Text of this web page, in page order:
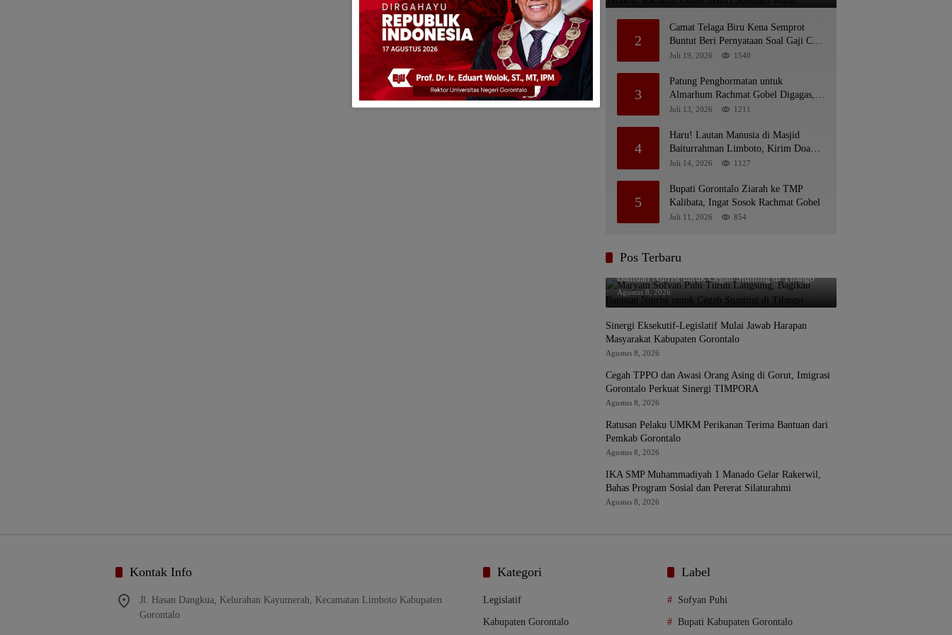
2
Camat Telaga Biru Kena Semprot
Buntut Beri Pernyataan Soal Gaji CS
Pentadio Barat yang Nunggak
Juli 19, 2026 1540
3
Patung Penghormatan untuk
Almarhum Rachmat Gobel Digagas,
Ini Tiga Lokasi yang Diusulkan
Juli 13, 2026 1211
4
Haru! Lautan Manusia di Masjid
Baiturrahman Limboto, Kirim Doa
untuk Almarhum Rachmat Gobel
Juli 14, 2026 1127
5
Bupati Gorontalo Ziarah ke TMP
Kalibata, Ingat Sosok Rachmat Gobel
Juli 11, 2026 854
Pos Terbaru
Maryam Sofyan Puhi Turun Langsung, Bagikan
Bantuan Nutrisi untuk Cegah Stunting di Tilango
Agustus 8, 2026
Sinergi Eksekutif-Legislatif Mulai Jawab Harapan
Masyarakat Kabupaten Gorontalo
Agustus 8, 2026
Cegah TPPO dan Awasi Orang Asing di Gorut, Imigrasi
Gorontalo Perkuat Sinergi TIMPORA
Agustus 8, 2026
Ratusan Pelaku UMKM Perikanan Terima Bantuan dari
Pemkab Gorontalo
Agustus 8, 2026
IKA SMP Muhammadiyah 1 Manado Gelar Rakerwil,
Bahas Program Sosial dan Pererat Silaturahmi
Agustus 8, 2026
Kontak Info
Jl. Hasan Dangkua, Kelurahan Kayumerah, Kecamatan Limboto Kabupaten
Gorontalo
Kategori
Legislatif
Kabupaten Gorontalo
Label
Sofyan Puhi
Bupati Kabupaten Gorontalo